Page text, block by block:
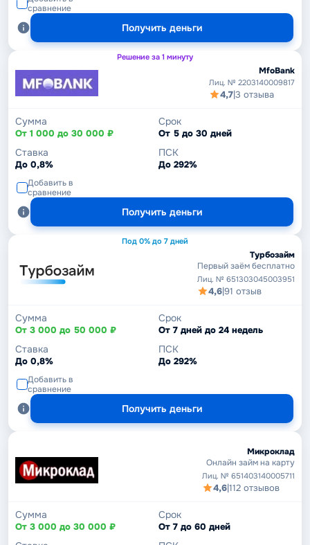
сравнение
Получить деньги
Решение за 1 минуту
MfoBank
Лиц. № 2203140009817
4,7|3 отзыва
Сумма
От 1 000 до 30 000 ₽
Срок
От 5 до 30 дней
Ставка
До 0,8%
ПСК
До 292%
Добавить в
сравнение
Получить деньги
Под 0% до 7 дней
Турбозайм
Первый заём бесплатно
Лиц. № 651303045003951
4,6|91 отзыв
Сумма
От 3 000 до 50 000 ₽
Срок
От 7 дней до 24 недель
Ставка
До 0,8%
ПСК
До 292%
Добавить в
сравнение
Получить деньги
Микроклад
Онлайн займ на карту
Лиц. № 651403140005711
4,6|112 отзывов
Сумма
От 3 000 до 30 000 ₽
Срок
От 7 до 60 дней